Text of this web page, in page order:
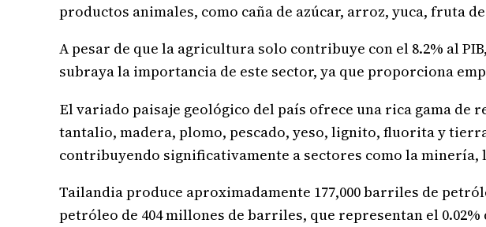
productos animales, como caña de azúcar, arroz, yuca, fruta
A pesar de que la agricultura solo contribuye con el 8.2% al
subraya la importancia de este sector, ya que proporciona
El variado paisaje geológico del país ofrece una rica gama
tantalio, madera, plomo, pescado, yeso, lignito, fluorita y
contribuyendo significativamente a sectores como la
Tailandia produce aproximadamente 177,000 barriles de
petróleo de 404 millones de barriles, que representan el